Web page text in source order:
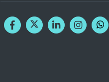
FacebookTwitterLinkedinInstagram